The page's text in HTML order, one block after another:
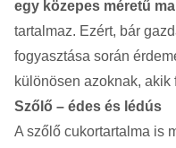
egy közepes méretű
tartalmaz. Ezért, bár
fogyasztása során
különösen azoknak,
Szőlő – édes és lédús
A szőlő cukortartalma is